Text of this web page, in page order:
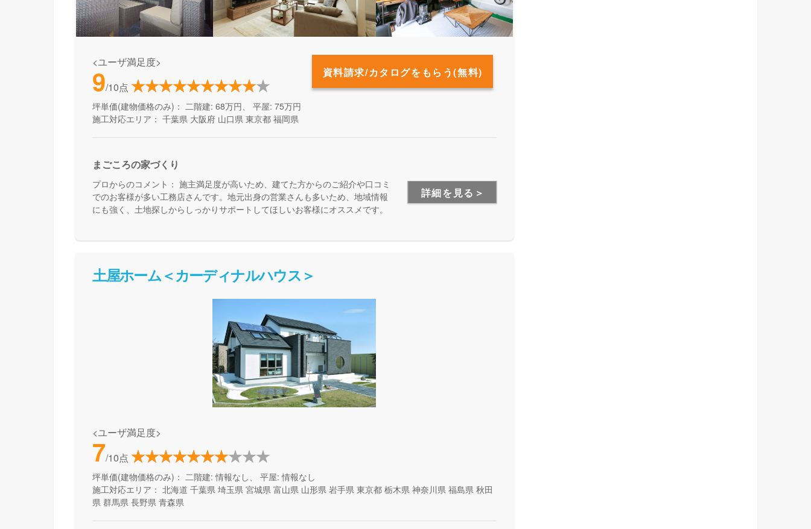
<ユーザ満足度>
9/10点
資料請求/カタログをもらう(無料)
坪単価(建物価格のみ)： 二階建: 68万円、 平屋: 75万円
施工対応エリア： 千葉県 大阪府 山口県 東京都 福岡県
まごころの家づくり
プロからのコメント： 施主満足度が高いため、建てた方からのご紹介や口コミ
でのお客様が多い工務店さんです。地元出身の営業さんも多いため、地域情報
にも強く、土地探しからしっかりサポートしてほしいお客様にオススメです。
詳細を見る＞
土屋ホーム＜カーディナルハウス＞
<ユーザ満足度>
7/10点
坪単価(建物価格のみ)： 二階建: 情報なし、 平屋: 情報なし
施工対応エリア： 北海道 千葉県 埼玉県 宮城県 富山県 山形県 岩手県 東京都 栃木県 神奈川県 福島県 秋田
県 群馬県 長野県 青森県